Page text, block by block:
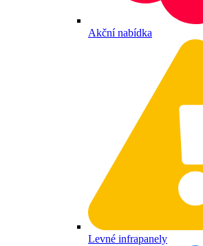
Akční nabídka
Levné infrapanely